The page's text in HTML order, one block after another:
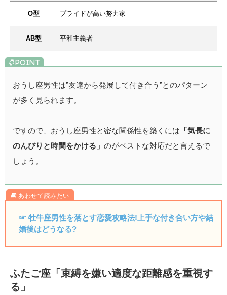
O型 プライドが高い努力家
AB型 平和主義者
おうし座男性は”友達から発展して付き合う”とのパターン
が多く見られます。
ですので、おうし座男性と密な関係性を築くには 「気長に
のんびりと時間をかける」 のがベストな対応だと言えるで
しょう。
☞ 牡牛座男性を落とす恋愛攻略法!上手な付き合い方や結
婚後はどうなる?
ふたご座「束縛を嫌い適度な距離感を重視す
る」